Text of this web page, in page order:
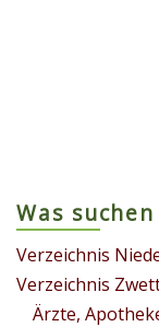
Was suchen
Verzeichnis
Verzeichnis
Ärzte,